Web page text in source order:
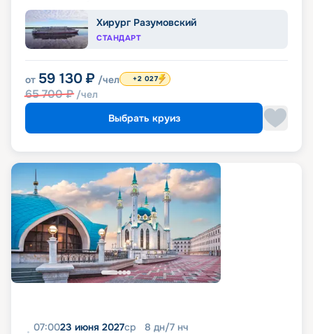
Хирург Разумовский
СТАНДАРТ
от 59 130 ₽ /чел
65 700₽ /чел
+2 027
Выбрать круиз
07:0023 июня 2027ср 8 дн/7 нч